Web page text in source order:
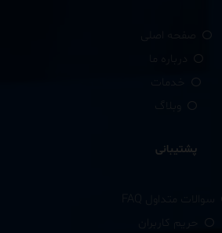
صفحه اصلی
پشتیبانی
سوالات متداول FAQ
حریم کاربران